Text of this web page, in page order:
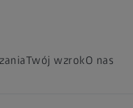
Twój wzrokO nas